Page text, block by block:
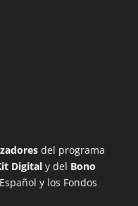
del programa
Digitaly del Bono
y los Fondos